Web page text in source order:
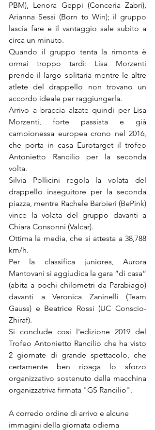
PBM), Lenora Geppi (Conceria Zabri),
Arianna Sessi (Born to Win); il gruppo
lascia fare e il vantaggio sale subito a
circa un minuto.
Quando il gruppo tenta la rimonta è
ormai troppo tardi: Lisa Morzenti
prende il largo solitaria mentre le altre
atlete del drappello non trovano un
accordo ideale per raggiungerla.
Arrivo a braccia alzate quindi per Lisa
Morzenti, forte passista e già
campionessa europea crono nel 2016,
che porta in casa Eurotarget il trofeo
Antonietto Rancilio per la seconda
volta.
Silvia Pollicini regola la volata del
drappello inseguitore per la seconda
piazza, mentre Rachele Barbieri (BePink)
vince la volata del gruppo davanti a
Chiara Consonni (Valcar).
Ottima la media, che si attesta a 38,788
km/h.
Per la classifica juniores, Aurora
Mantovani si aggiudica la gara “di casa”
(abita a pochi chilometri da Parabiago)
davanti a Veronica Zaninelli (Team
Gauss) e Beatrice Rossi (UC Conscio-
Zhiraf).
Si conclude cosi l'edizione 2019 del
Trofeo Antonietto Rancilio che ha visto
2 giornate di grande spettacolo, che
certamente ben ripaga lo sforzo
organizzativo sostenuto dalla macchina
organizzatriva firmata "GS Rancilio".
A corredo ordine di arrivo e alcune
immagini della giornata odierna